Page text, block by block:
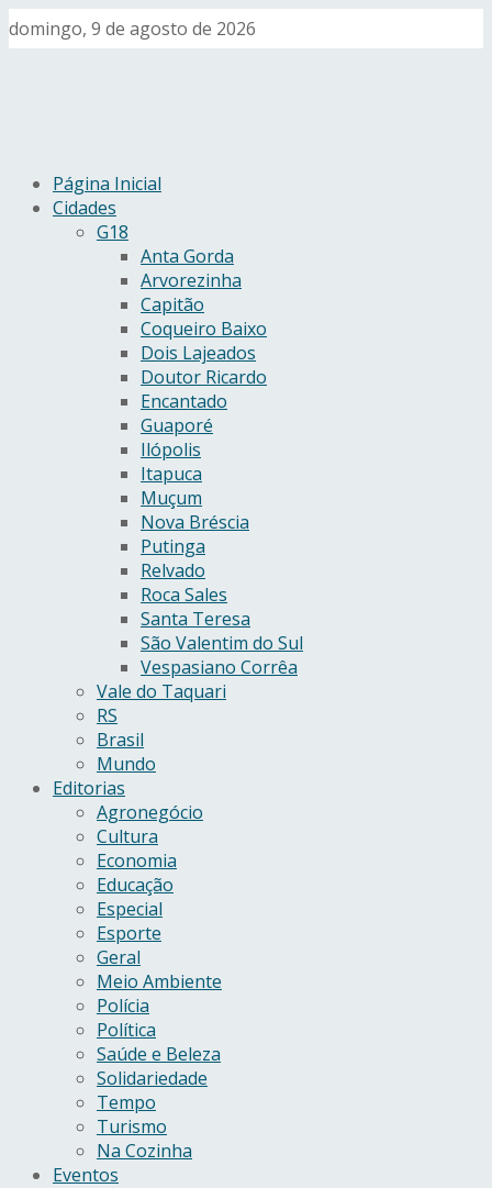
domingo, 9 de agosto de 2026
Página Inicial
Cidades
G18
Anta Gorda
Arvorezinha
Capitão
Coqueiro Baixo
Dois Lajeados
Doutor Ricardo
Encantado
Guaporé
Ilópolis
Itapuca
Muçum
Nova Bréscia
Putinga
Relvado
Roca Sales
Santa Teresa
São Valentim do Sul
Vespasiano Corrêa
Vale do Taquari
RS
Brasil
Mundo
Editorias
Agronegócio
Cultura
Economia
Educação
Especial
Esporte
Geral
Meio Ambiente
Polícia
Política
Saúde e Beleza
Solidariedade
Tempo
Turismo
Na Cozinha
Eventos